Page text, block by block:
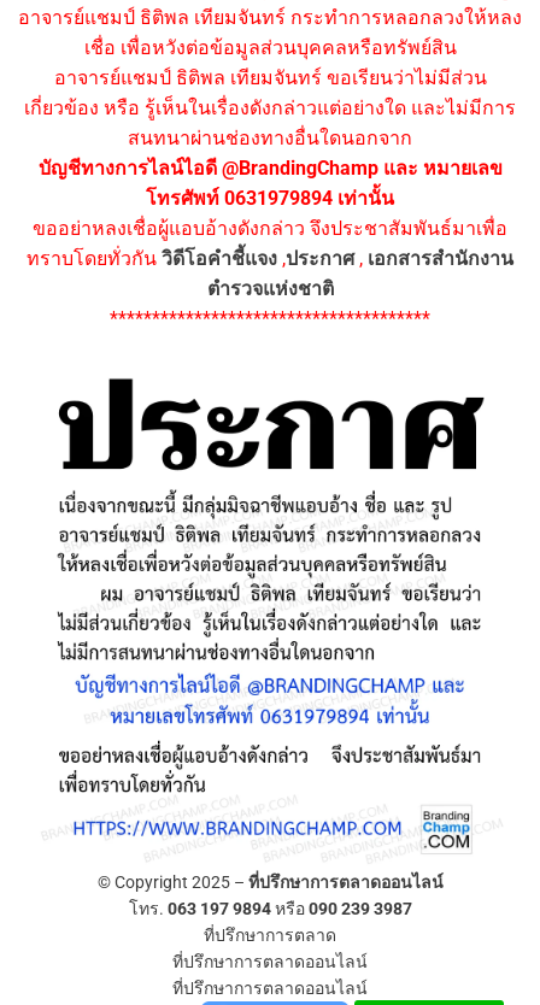
อาจารย์แชมป์ ธิติพล เทียมจันทร์ กระทำการหลอกลวงให้หลง
เชื่อ เพื่อหวังต่อข้อมูลส่วนบุคคลหรือทรัพย์สิน
อาจารย์แชมป์ ธิติพล เทียมจันทร์ ขอเรียนว่าไม่มีส่วน
เกี่ยวข้อง หรือ รู้เห็นในเรื่องดังกล่าวแต่อย่างใด และไม่มีการ
สนทนาผ่านช่องทางอื่นใดนอกจาก
บัญชีทางการไลน์ไอดี @BrandingChamp และ หมายเลข
โทรศัพท์ 0631979894 เท่านั้น
ขออย่าหลงเชื่อผู้แอบอ้างดังกล่าว จึงประชาสัมพันธ์มาเพื่อ
ทราบโดยทั่วกัน วิดีโอคำชี้แจง ,ประกาศ, เอกสารสำนักงาน
ตำรวจแห่งชาติ
**************************************
© Copyright 2025 – ที่ปรึกษาการตลาดออนไลน์
โทร. 063 197 9894หรือ090 239 3987
ที่ปรึกษาการตลาด
ที่ปรึกษาการตลาดออนไลน์
ที่ปรึกษาการตลาดออนไลน์